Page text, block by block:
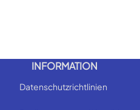
INFORMATION
Datenschutzrichtlinien